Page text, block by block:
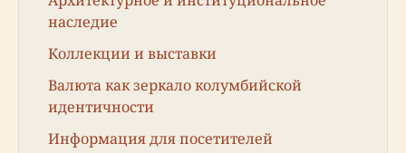
наследие
Коллекции и выставки
Валюта как зеркало колумбийской
идентичности
Информация для посетителей